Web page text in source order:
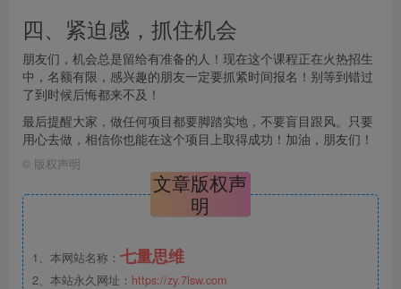
四、紧迫感，抓住机会
朋友们，机会总是留给有准备的人！现在这个课程正在火热招生
中，名额有限，感兴趣的朋友一定要抓紧时间报名！别等到错过
了到时候后悔都来不及！
最后提醒大家，做任何项目都要脚踏实地，不要盲目跟风。只要
用心去做，相信你也能在这个项目上取得成功！加油，朋友们！
© 版权声明
文章版权声
明
1、本网站名称： 七量思维
2、本站永久网址： https://zy.7lsw.com